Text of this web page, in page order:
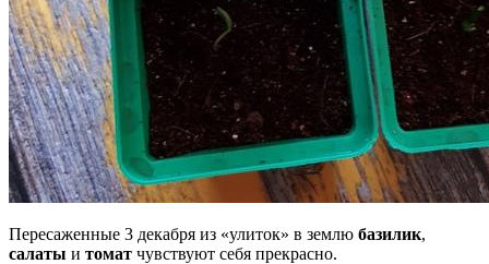
Пересаженные 3 декабря из «улиток» в землю базилик,
салаты и томат чувствуют себя прекрасно.